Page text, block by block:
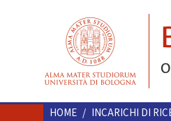
HOME / INCARICHI DI